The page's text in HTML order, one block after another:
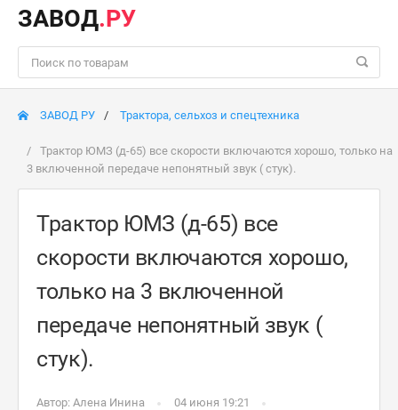
ЗАВОД.РУ
ЗАВОД РУ Трактора, сельхоз и спецтехника
Трактор ЮМЗ (д-65) все скорости включаются хорошо, только на
3 включенной передаче непонятный звук ( стук).
Трактор ЮМЗ (д-65) все
скорости включаются хорошо,
только на 3 включенной
передаче непонятный звук (
стук).
Автор: Алена Инина
04 июня 19:21